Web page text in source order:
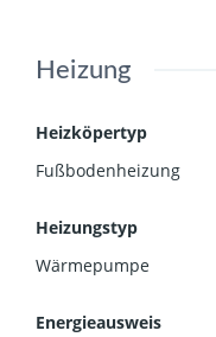
Heizung
Heizköpertyp
Fußbodenheizung
Heizungstyp
Wärmepumpe
Energieausweis